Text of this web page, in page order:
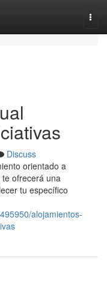
Discuss
orientado a
ofrecerá una
tu específico
alojamientos-